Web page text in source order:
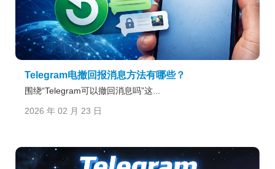
Telegram电撤回报消息方法有哪些？
围绕“Telegram可以撤回消息吗”这...
2026 年 02 月 23 日